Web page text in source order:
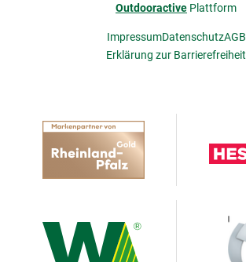
Outdooractive Plattform
ImpressumDatenschutzAGB
Erklärung zur Barrierefreiheit